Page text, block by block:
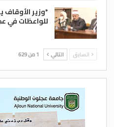
*وزير
للواعظات في
السابق التالي 1 من 629